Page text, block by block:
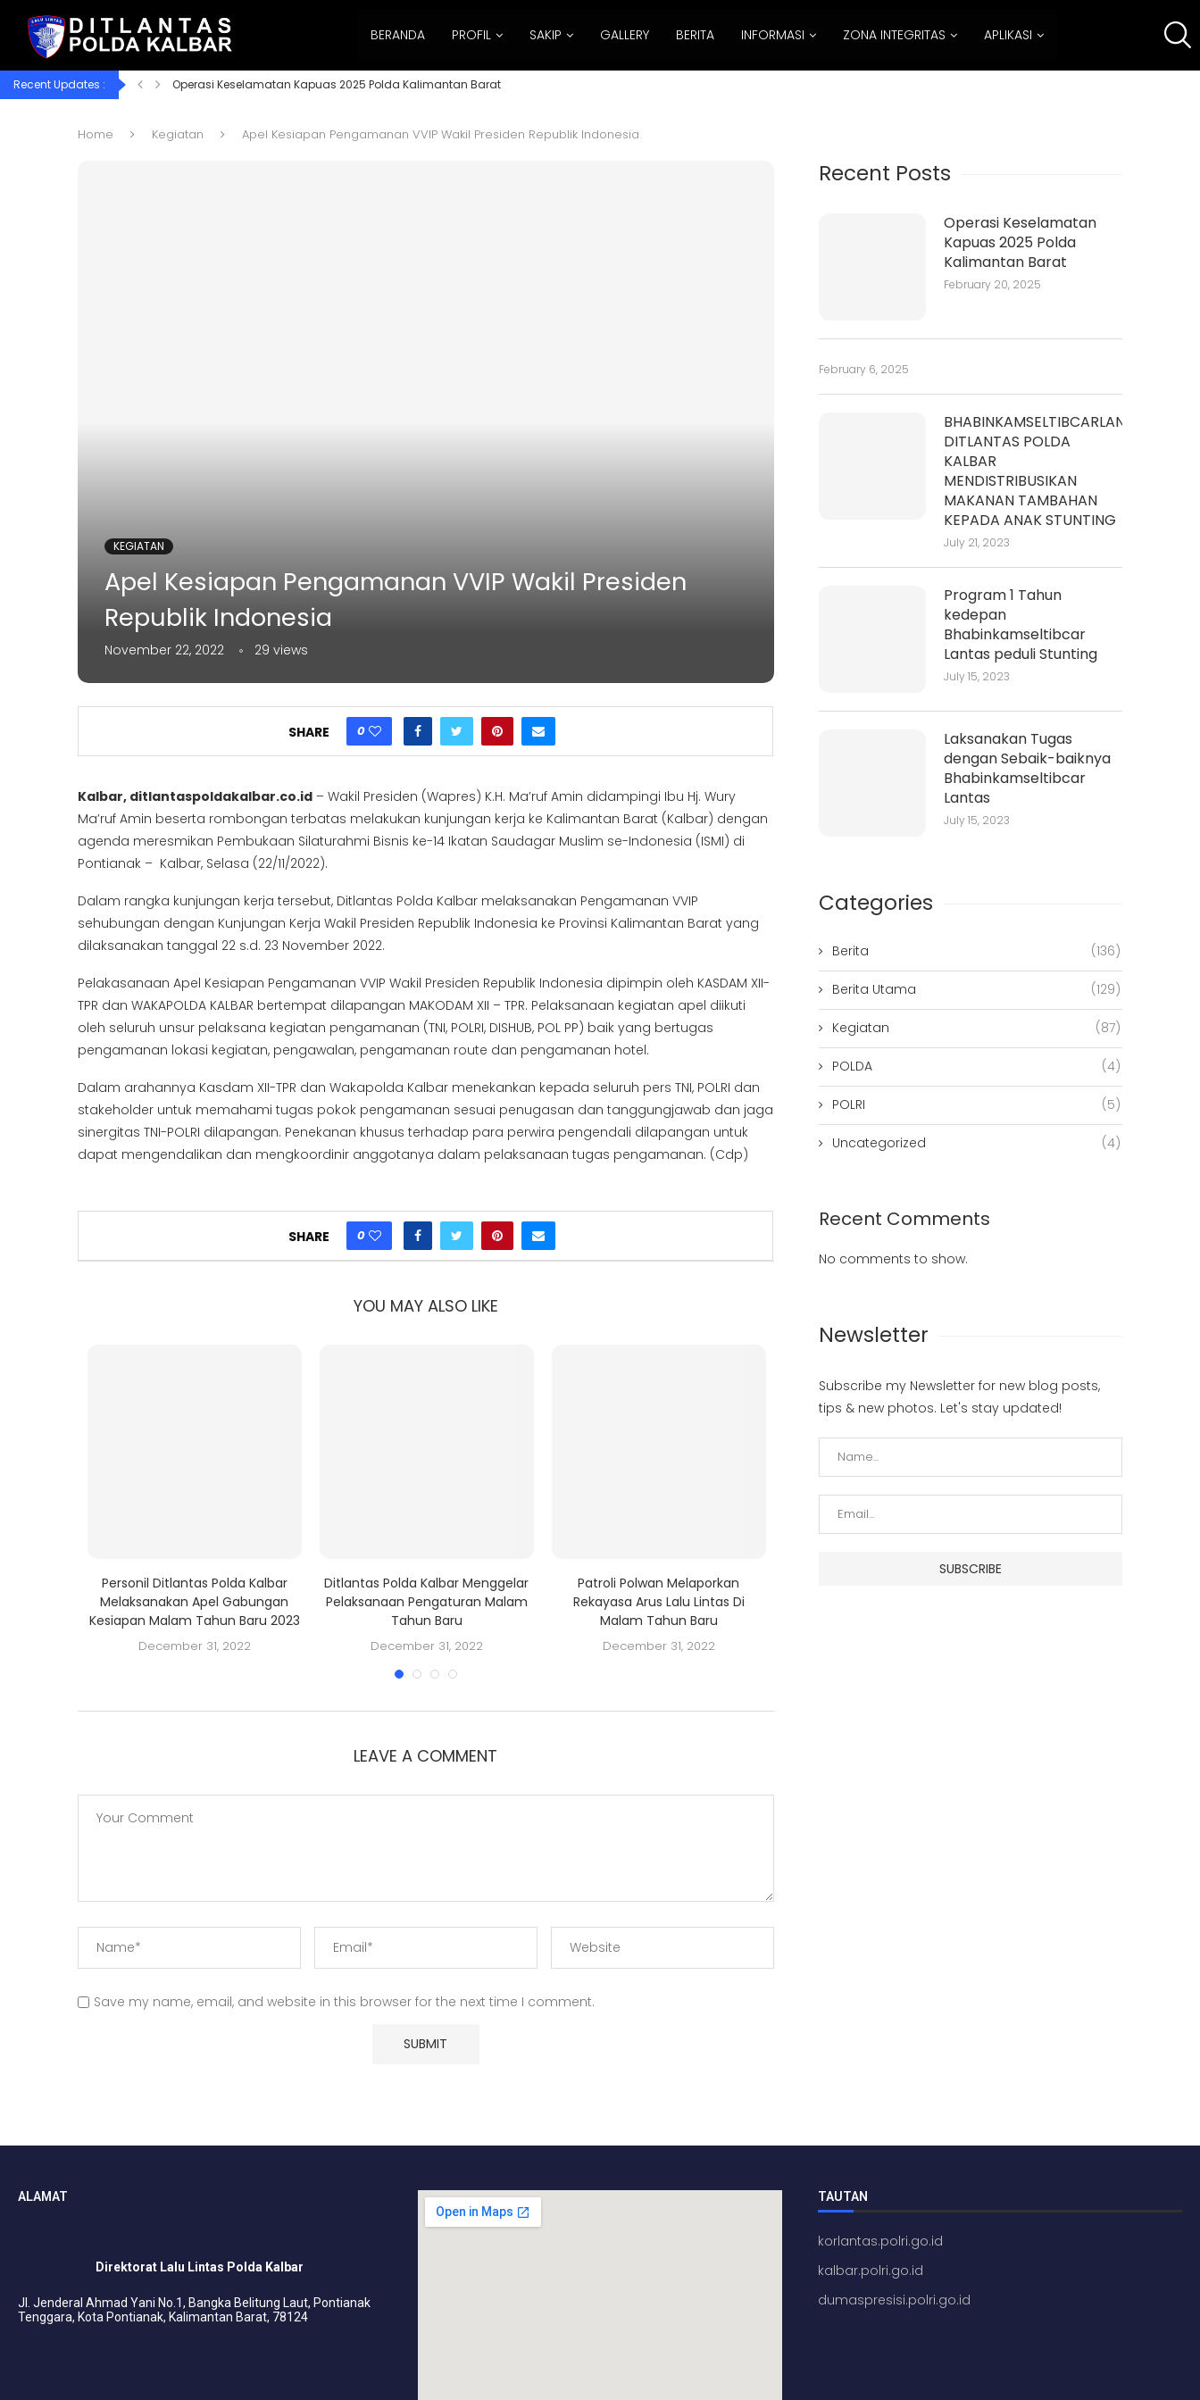
BERANDA PROFIL SAKIP GALLERY BERITA INFORMASI ZONA INTEGRITAS APLIKASI
Recent Updates : Operasi Keselamatan Kapuas 2025 Polda Kalimantan Barat
Home Kegiatan Apel Kesiapan Pengamanan VVIP Wakil Presiden Republik Indonesia
KEGIATAN
Apel Kesiapan Pengamanan VVIP Wakil Presiden
Republik Indonesia
November 22, 2022 29 views
SHARE 0
Kalbar, ditlantaspoldakalbar.co.id – Wakil Presiden (Wapres) K.H. Ma’ruf Amin didampingi Ibu Hj. Wury
Ma’ruf Amin beserta rombongan terbatas melakukan kunjungan kerja ke Kalimantan Barat (Kalbar) dengan
agenda meresmikan Pembukaan Silaturahmi Bisnis ke-14 Ikatan Saudagar Muslim se-Indonesia (ISMI) di
Pontianak – Kalbar, Selasa (22/11/2022).
Dalam rangka kunjungan kerja tersebut, Ditlantas Polda Kalbar melaksanakan Pengamanan VVIP
sehubungan dengan Kunjungan Kerja Wakil Presiden Republik Indonesia ke Provinsi Kalimantan Barat yang
dilaksanakan tanggal 22 s.d. 23 November 2022.
Pelakasanaan Apel Kesiapan Pengamanan VVIP Wakil Presiden Republik Indonesia dipimpin oleh KASDAM XII-
TPR dan WAKAPOLDA KALBAR bertempat dilapangan MAKODAM XII – TPR. Pelaksanaan kegiatan apel diikuti
oleh seluruh unsur pelaksana kegiatan pengamanan (TNI, POLRI, DISHUB, POL PP) baik yang bertugas
pengamanan lokasi kegiatan, pengawalan, pengamanan route dan pengamanan hotel.
Dalam arahannya Kasdam XII-TPR dan Wakapolda Kalbar menekankan kepada seluruh pers TNI, POLRI dan
stakeholder untuk memahami tugas pokok pengamanan sesuai penugasan dan tanggungjawab dan jaga
sinergitas TNI-POLRI dilapangan. Penekanan khusus terhadap para perwira pengendali dilapangan untuk
dapat mengendalikan dan mengkoordinir anggotanya dalam pelaksanaan tugas pengamanan. (Cdp)
SHARE 0
YOU MAY ALSO LIKE
Personil Ditlantas Polda Kalbar
Melaksanakan Apel Gabungan
Kesiapan Malam Tahun Baru 2023
December 31, 2022
Ditlantas Polda Kalbar Menggelar
Pelaksanaan Pengaturan Malam
Tahun Baru
December 31, 2022
Patroli Polwan Melaporkan
Rekayasa Arus Lalu Lintas Di
Malam Tahun Baru
December 31, 2022
LEAVE A COMMENT
Save my name, email, and website in this browser for the next time I comment.
Recent Posts
Operasi Keselamatan
Kapuas 2025 Polda
Kalimantan Barat
February 20, 2025
February 6, 2025
BHABINKAMSELTIBCARLANTAS
DITLANTAS POLDA
KALBAR
MENDISTRIBUSIKAN
MAKANAN TAMBAHAN
KEPADA ANAK STUNTING
July 21, 2023
Program 1 Tahun
kedepan
Bhabinkamseltibcar
Lantas peduli Stunting
July 15, 2023
Laksanakan Tugas
dengan Sebaik-baiknya
Bhabinkamseltibcar
Lantas
July 15, 2023
Categories
Berita (136)
Berita Utama (129)
Kegiatan (87)
POLDA (4)
POLRI (5)
Uncategorized (4)
Recent Comments
No comments to show.
Newsletter
Subscribe my Newsletter for new blog posts,
tips & new photos. Let's stay updated!
ALAMAT
Direktorat Lalu Lintas Polda Kalbar
Jl. Jenderal Ahmad Yani No.1, Bangka Belitung Laut, Pontianak
Tenggara, Kota Pontianak, Kalimantan Barat, 78124
TAUTAN
korlantas.polri.go.id
kalbar.polri.go.id
dumaspresisi.polri.go.id